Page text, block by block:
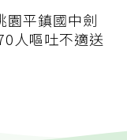
園平鎮國中劍
人嘔吐不適送